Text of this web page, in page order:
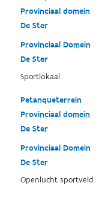
Provinciaal domein
De Ster
Provinciaal Domein
De Ster
Sportlokaal
Petanqueterrein
Provinciaal domein
De Ster
Provinciaal Domein
De Ster
Openlucht sportveld